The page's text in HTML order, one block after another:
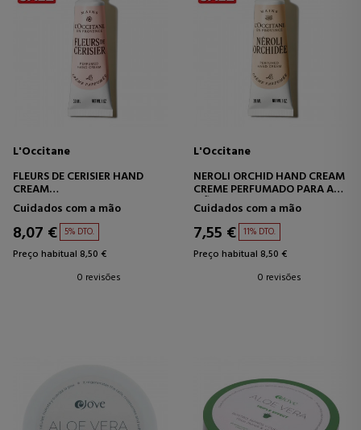
L'Occitane
FLEURS DE CERISIER HAND
CREAM
CREME PERFUMADO PARA AS
MÃOS
Cuidados com a mão
8,07 € 5% DTO.
Preço habitual 8,50 €
0 revisões
L'Occitane
NEROLI ORCHID HAND CREAM
CREME PERFUMADO PARA AS
MÃOS
Cuidados com a mão
7,55 € 11% DTO.
Preço habitual 8,50 €
0 revisões